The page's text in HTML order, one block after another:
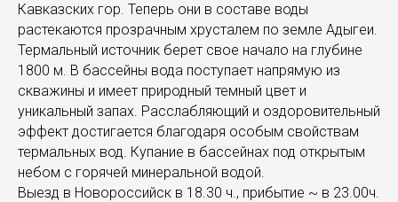
Кавказских гор. Теперь они в составе воды
растекаются прозрачным хрусталем по земле Адыгеи.
Термальный источник берет свое начало на глубине
1800 м. В бассейны вода поступает напрямую из
скважины и имеет природный темный цвет и
уникальный запах. Расслабляющий и оздоровительный
эффект достигается благодаря особым свойствам
термальных вод. Купание в бассейнах под открытым
небом с горячей минеральной водой.
Выезд в Новороссийск в 18.30 ч., прибытие ~ в 23.00ч.